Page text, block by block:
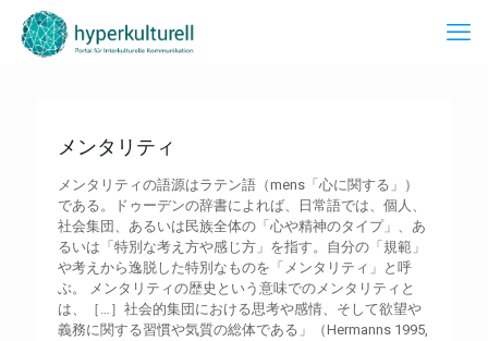
メンタリティ
メンタリティの語源はラテン語（mens「心に関する」）
である。ドゥーデンの辞書によれば、日常語では、個人、
社会集団、あるいは民族全体の「心や精神のタイプ」、あ
るいは「特別な考え方や感じ方」を指す。自分の「規範」
や考えから逸脱した特別なものを「メンタリティ」と呼
ぶ。 メンタリティの歴史という意味でのメンタリティと
は、［…］社会的集団における思考や感情、そして欲望や
義務に関する習慣や気質の総体である」（Hermanns 1995,